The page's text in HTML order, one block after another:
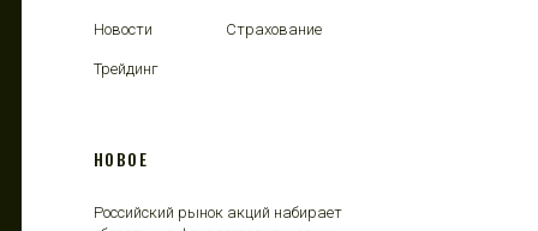
Новости Страхование
Трейдинг
НОВОЕ
Российский рынок акций набирает